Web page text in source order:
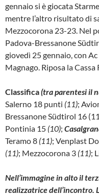
gennaio si è giocata
mentre l’altro risultato di
Mezzocorona 23-23. Nel
Padova-Bressanone
giovedì 25 gennaio, con
Magnago. Riposa la
Classifica(tra parentesi il
Salerno 18 punti (11);
Bressanone Südtirol 16
Pontinia 15 (10);
Teramo 8 (11); Venplast
(11); Mezzocorona 3 (11);
Nell’immagine in alto il
realizzatrice dell’incontro.